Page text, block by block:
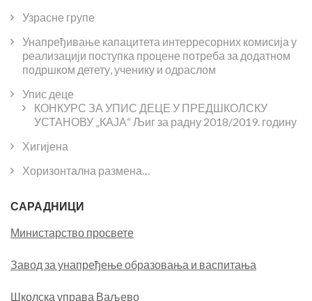
Узрасне групе
Унапређивање капацитета интерресорних комисија у
реализацији поступка процене потреба за додатном
подршком детету, ученику и одраслом
Упис деце
КОНКУРС ЗА УПИС ДЕЦЕ У ПРЕДШКОЛСКУ
УСТАНОВУ „КАЈА“ Љиг за радну 2018/2019. годину
Хигијена
Хоризонтална размена…
САРАДНИЦИ
Министарство просвете
Завод за унапређење образовања и васпитања
Школска управа Ваљево